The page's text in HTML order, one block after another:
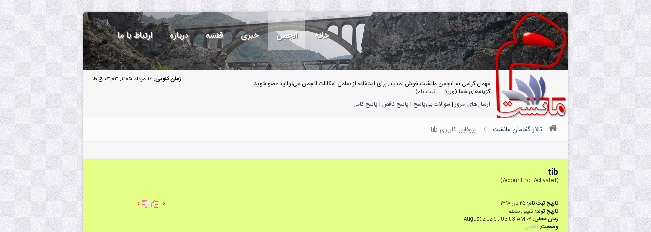
خانه انجمن خبری قفسه درباره ارتباط با ما
زمان کنونی: ۱۶ مرداد ۱۴۰۵, ۰۳:۰۳ ق.ظ
مهمان گرامی به انجمن مانشت خوش آمدید. برای استفاده از تمامی امکانات انجمن می‌توانید عضو شوید.
گزینه‌های شما (ورود—ثبت نام)
ارسال‌های امروز| سوالات بی‌پاسخ | پاسخ ناقص | پاسخ کامل
تالار گفتمان مانشت پروفایل کاربری tib
tib
(Account not Activated)
تاریخ ثبت نام: ۲۵ دى ۱۳۹۰
تاریخ تولد: تعیین نشده
زمان محلی: ۰۷ August 2026 , 03:03 AM
وضعیت: آفلاین
۰ ۰